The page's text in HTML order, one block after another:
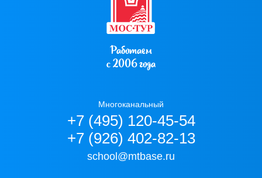
Работаем
с 2006 года
Многоканальный
+7 (495) 120-45-54
+7 (926) 402-82-13
school@mtbase.ru